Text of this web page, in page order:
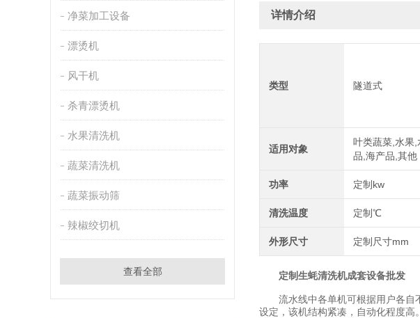
净菜加工设备
漂烫机
风干机
杀青漂烫机
水果清洗机
蔬菜清洗机
蔬菜振动筛
辣椒绞切机
查看全部
详情介绍
类型 隧道式
适用对象
叶类蔬菜,水果,
品,海产品,其他
功率 定制kw
清洗温度 定制℃
外形尺寸 定制尺寸mm
定制生蚝清洗机成套设备批发
流水线中各单机可根据用户各自不
设定，该机结构紧凑，自动化程度高。